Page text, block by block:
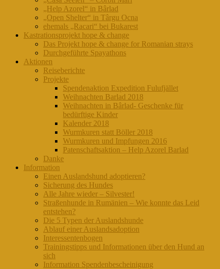
„Help Azorel“ in Bârlad
„Open Shelter“ in Târgu Ocna
ehemals „Racari“ bei Bukarest
Kastrationsprojekt hope & change
Das Projekt hope & change for Romanian strays
Durchgeführte Spayathons
Aktionen
Reiseberichte
Projekte
Spendenaktion Expedition Fulufjället
Weihnachten Barlad 2018
Weihnachten in Bârlad- Geschenke für
bedürftige Kinder
Kalender 2018
Wurmkuren statt Böller 2018
Wurmkuren und Impfungen 2016
Patenschaftsaktion – Help Azorel Barlad
Danke
Information
Einen Auslandshund adoptieren?
Sicherung des Hundes
Alle Jahre wieder – Silvester!
Straßenhunde in Rumänien – Wie konnte das Leid
entstehen?
Die 5 Typen der Auslandshunde
Ablauf einer Auslandsadoption
Interessentenbogen
Trainingstipps und Informationen über den Hund an
sich
Information Spendenbescheinigung